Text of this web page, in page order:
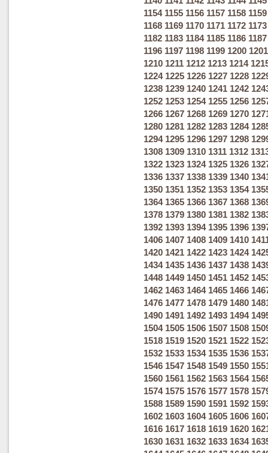
1154 1155 1156 1157 1158 1159
1168 1169 1170 1171 1172 1173
1182 1183 1184 1185 1186 1187
1196 1197 1198 1199 1200 1201
1210 1211 1212 1213 1214
1224 1225 1226 1227 1228
1238 1239 1240 1241 1242
1252 1253 1254 1255 1256
1266 1267 1268 1269 1270
1280 1281 1282 1283 1284
1294 1295 1296 1297 1298
1308 1309 1310 1311 1312
1322 1323 1324 1325 1326
1336 1337 1338 1339 1340
1350 1351 1352 1353 1354
1364 1365 1366 1367 1368
1378 1379 1380 1381 1382
1392 1393 1394 1395 1396
1406 1407 1408 1409 1410
1420 1421 1422 1423 1424
1434 1435 1436 1437 1438
1448 1449 1450 1451 1452
1462 1463 1464 1465 1466
1476 1477 1478 1479 1480
1490 1491 1492 1493 1494
1504 1505 1506 1507 1508
1518 1519 1520 1521 1522
1532 1533 1534 1535 1536
1546 1547 1548 1549 1550
1560 1561 1562 1563 1564
1574 1575 1576 1577 1578
1588 1589 1590 1591 1592
1602 1603 1604 1605 1606
1616 1617 1618 1619 1620
1630 1631 1632 1633 1634